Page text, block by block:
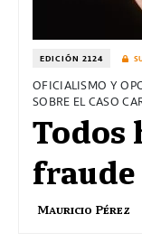
EDICIÓN 2124
OFICIALISMO Y
SOBRE EL CASO
Todos
fraude
Mauricio Pérez